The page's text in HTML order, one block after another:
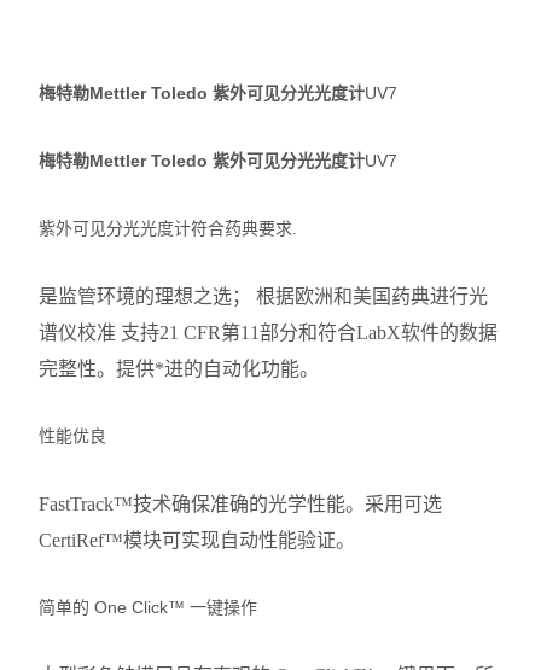
梅特勒Mettler Toledo 紫外可见分光光度计UV7
梅特勒Mettler Toledo 紫外可见分光光度计UV7
紫外可见分光光度计符合药典要求.
是监管环境的理想之选； 根据欧洲和美国药典进行光
谱仪校准 支持21 CFR第11部分和符合LabX软件的数据
完整性。提供*进的自动化功能。
性能优良
FastTrack™技术确保准确的光学性能。采用可选
CertiRef™模块可实现自动性能验证。
简单的 One Click™ 一键操作